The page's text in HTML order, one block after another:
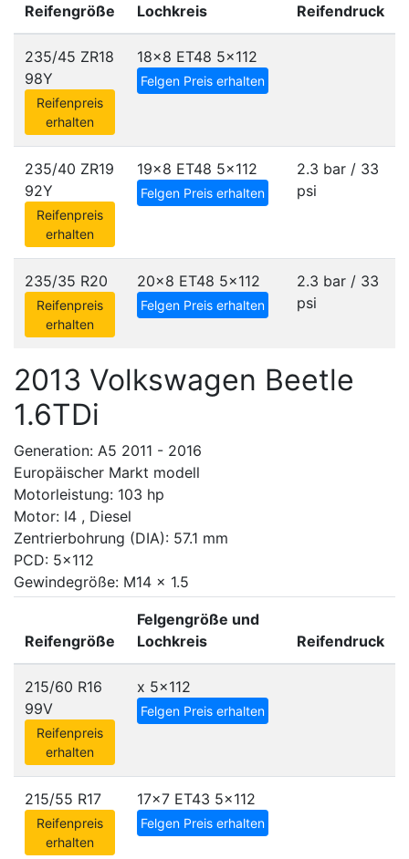
Reifengröße
Lochkreis
Reifendruck
235/45 ZR18
98Y
Reifenpreis
erhalten
18x8 ET48 5x112
Felgen Preis erhalten
235/40 ZR19
92Y
Reifenpreis
erhalten
19x8 ET48 5x112
Felgen Preis erhalten
2.3 bar / 33
psi
235/35 R20
Reifenpreis
erhalten
20x8 ET48 5x112
Felgen Preis erhalten
2.3 bar / 33
psi
2013 Volkswagen Beetle
1.6TDi
Generation: A5 2011 - 2016
Europäischer Markt modell
Motorleistung: 103 hp
Motor: I4 , Diesel
Zentrierbohrung (DIA): 57.1 mm
PCD: 5x112
Gewindegröße: M14 x 1.5
Reifengröße
Felgengröße und
Lochkreis
Reifendruck
215/60 R16
99V
Reifenpreis
erhalten
x 5x112
Felgen Preis erhalten
215/55 R17
Reifenpreis
erhalten
17x7 ET43 5x112
Felgen Preis erhalten